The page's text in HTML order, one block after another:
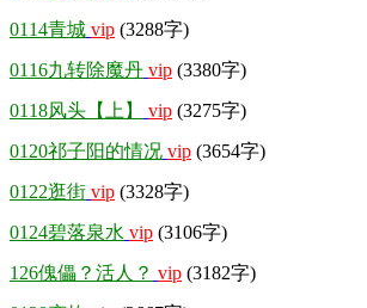
0114青城 vip (3288字)
0116九转除魔丹 vip (3380字)
0118风头【上】
vip (3275字)
0120祁子阳的情况 vip (3654字)
0122逛街 vip (3328字)
0124碧落泉水 vip (3106字)
126傀儡？活人？ vip (3182字)